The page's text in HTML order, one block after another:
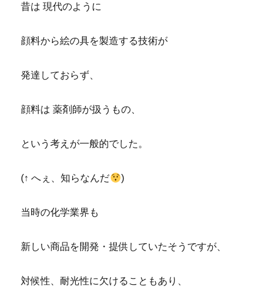
昔は 現代のように
顔料から絵の具を製造する技術が
発達しておらず、
顔料は 薬剤師が扱うもの、
という考えが一般的でした。
(↑ へぇ、知らなんだ )
当時の化学業界も
新しい商品を開発・提供していたそうですが、
対候性、耐光性に欠けることもあり、